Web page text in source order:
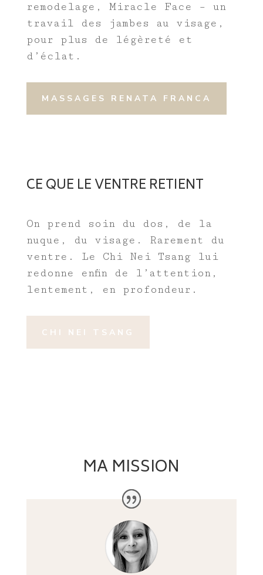
remodelage, Miracle Face – un
travail des jambes au visage,
pour plus de légèreté et
d’éclat.
MASSAGES RENATA FRANCA
CE QUE LE VENTRE RETIENT
On prend soin du dos, de la
nuque, du visage. Rarement du
ventre. Le Chi Nei Tsang lui
redonne enfin de l’attention,
lentement, en profondeur.
CHI NEI TSANG
MA MISSION